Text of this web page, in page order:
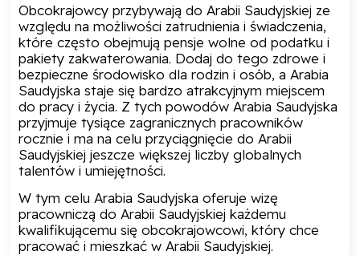
Obcokrajowcy przybywają do Arabii Saudyjskiej ze
względu na możliwości zatrudnienia i świadczenia,
które często obejmują pensje wolne od podatku i
pakiety zakwaterowania. Dodaj do tego zdrowe i
bezpieczne środowisko dla rodzin i osób, a Arabia
Saudyjska staje się bardzo atrakcyjnym miejscem
do pracy i życia. Z tych powodów Arabia Saudyjska
przyjmuje tysiące zagranicznych pracowników
rocznie i ma na celu przyciągnięcie do Arabii
Saudyjskiej jeszcze większej liczby globalnych
talentów i umiejętności.
W tym celu Arabia Saudyjska oferuje wizę
pracowniczą do Arabii Saudyjskiej każdemu
kwalifikującemu się obcokrajowcowi, który chce
pracować i mieszkać w Arabii Saudyjskiej.